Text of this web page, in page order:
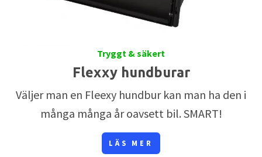
Tryggt & säkert
Flexxy hundburar
Väljer man en Fleexy hundbur kan man ha den i
många många år oavsett bil. SMART!
LÄS MER